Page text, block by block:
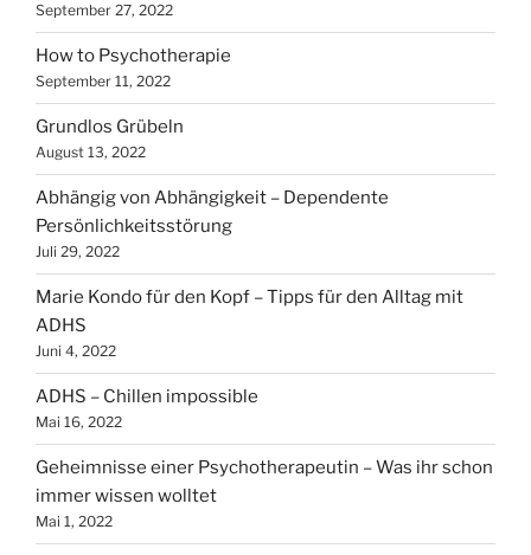
September 27, 2022
How to Psychotherapie
September 11, 2022
Grundlos Grübeln
August 13, 2022
Abhängig von Abhängigkeit – Dependente
Persönlichkeitsstörung
Juli 29, 2022
Marie Kondo für den Kopf – Tipps für den Alltag mit
ADHS
Juni 4, 2022
ADHS – Chillen impossible
Mai 16, 2022
Geheimnisse einer Psychotherapeutin – Was ihr schon
immer wissen wolltet
Mai 1, 2022